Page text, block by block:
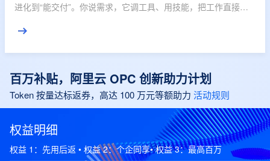
进化到“能交付”。你说需求，它调工具、用技能，把工作直接推
百万补贴，阿里云 OPC 创新助力计划
Token 按量达标返券，高达 100 万元等额助力 活动规则
权益明细
权益 1：先用后返 • 权益 2：个企同享• 权益 3：最高百万